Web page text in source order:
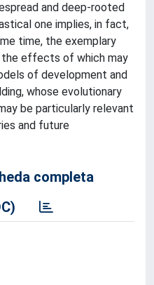
and deep-rooted
one implies, in fact,
time, the exemplary
effects of which may
of development and
whose evolutionary
be particularly relevant
and future
completa